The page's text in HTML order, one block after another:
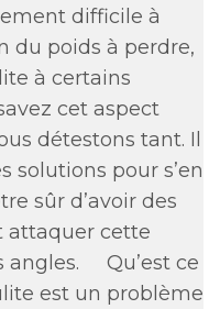
difficile à
du poids à perdre,
à certains
cet aspect
détestons tant. Il
solutions pour s’en
sûr d’avoir des
attaquer cette
angles. Qu’est ce
est un problème